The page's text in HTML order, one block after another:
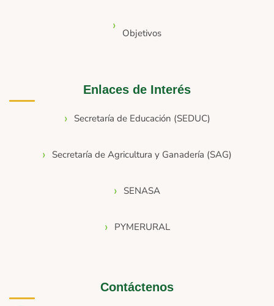
Objetivos
Enlaces de Interés
Secretaría de Educación (SEDUC)
Secretaría de Agricultura y Ganadería (SAG)
SENASA
PYMERURAL
Contáctenos